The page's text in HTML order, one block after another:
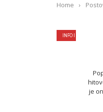
Home ›
INFO I NOVOSTI
je